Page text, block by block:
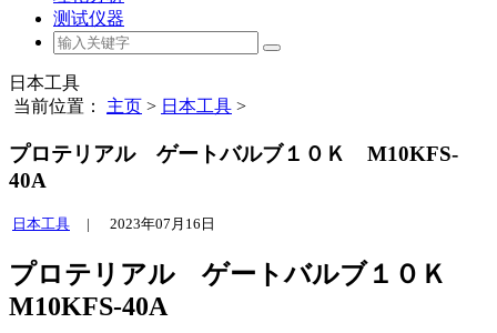
测试仪器
日本工具
当前位置： 主页 > 日本工具 >
プロテリアル ゲートバルブ１０Ｋ M10KFS-
40A
日本工具 | 2023年07月16日
プロテリアル ゲートバルブ１０Ｋ
M10KFS-40A